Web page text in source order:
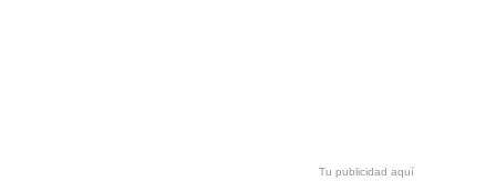
Tu publicidad aquí